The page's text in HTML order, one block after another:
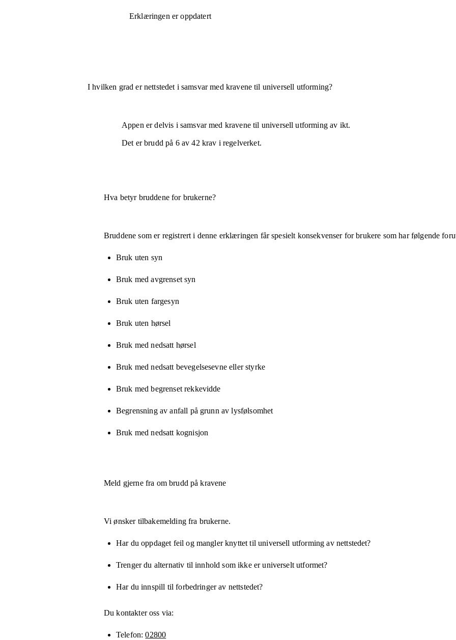
Erklæringen er oppdatert
I hvilken grad er nettstedet i samsvar med kravene til universell utforming?
Appen erdelvis i samsvarmed kravene til universell utforming av ikt.
Det er brudd på 6av42 krav i regelverket.
Hva betyr bruddene for brukerne?
Bruddene som er registrert i denne erklæringen får spesielt konsekvenser for brukere som har følgende
Bruk uten syn
Bruk med avgrenset syn
Bruk uten fargesyn
Bruk uten hørsel
Bruk med nedsatt hørsel
Bruk med nedsatt bevegelsesevne eller styrke
Bruk med begrenset rekkevidde
Begrensning av anfall på grunn av lysfølsomhet
Bruk med nedsatt kognisjon
Meld gjerne fra om brudd på kravene
Vi ønsker tilbakemelding fra brukerne.
Har du oppdaget feil og mangler knyttet til universell utforming av nettstedet?
Trenger du alternativ til innhold som ikke er universelt utformet?
Har du innspill til forbedringer av nettstedet?
Du kontakter oss via:
Telefon 02800